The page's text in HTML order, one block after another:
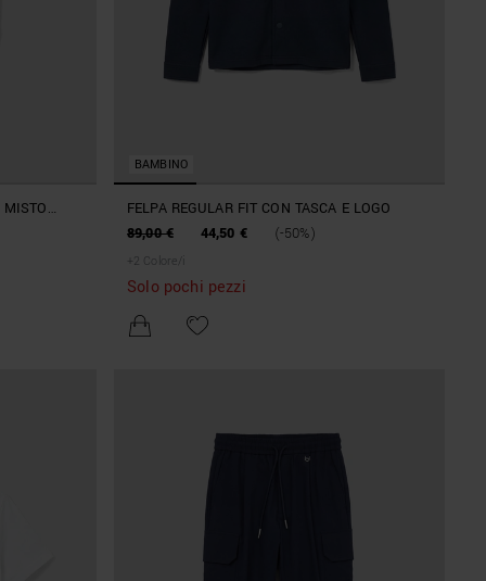
BAMBINO
FELPA REGULAR FIT CON TASCA E LOGO
89,00 €
44,50 € (-50%)
+ 2 Colore/i
Solo pochi pezzi